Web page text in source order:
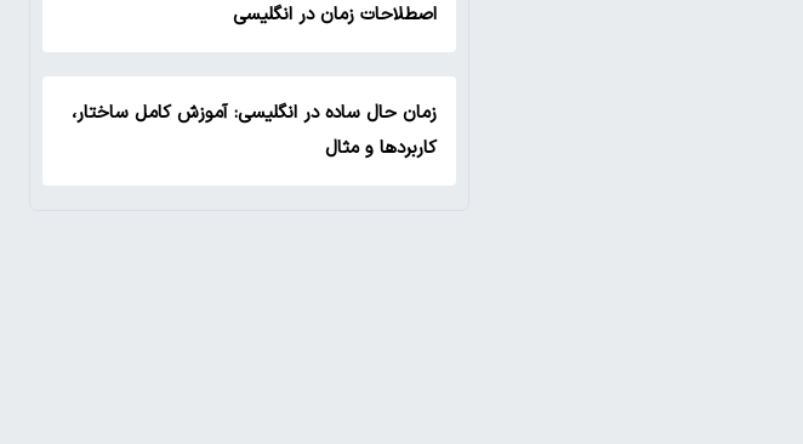
اصطلاحات زمان در انگلیسی
زمان حال ساده در انگلیسی: آموزش کامل ساختار،
کاربردها و مثال